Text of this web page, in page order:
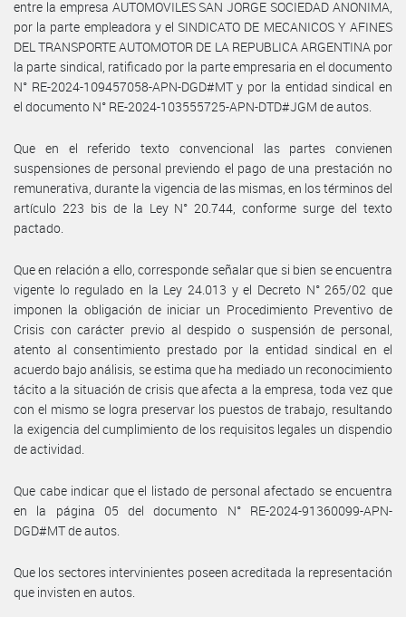
entre la empresa AUTOMOVILES SAN JORGE SOCIEDAD ANONIMA,
por la parte empleadora y el SINDICATO DE MECANICOS Y AFINES
DEL TRANSPORTE AUTOMOTOR DE LA REPUBLICA ARGENTINA por
la parte sindical, ratificado por la parte empresaria en el documento
N° RE-2024-109457058-APN-DGD#MT y por la entidad sindical en
el documento N° RE-2024-103555725-APN-DTD#JGM de autos.
Que en el referido texto convencional las partes convienen
suspensiones de personal previendo el pago de una prestación no
remunerativa, durante la vigencia de las mismas, en los términos del
artículo 223 bis de la Ley N° 20.744, conforme surge del texto
pactado.
Que en relación a ello, corresponde señalar que si bien se encuentra
vigente lo regulado en la Ley 24.013 y el Decreto N° 265/02 que
imponen la obligación de iniciar un Procedimiento Preventivo de
Crisis con carácter previo al despido o suspensión de personal,
atento al consentimiento prestado por la entidad sindical en el
acuerdo bajo análisis, se estima que ha mediado un reconocimiento
tácito a la situación de crisis que afecta a la empresa, toda vez que
con el mismo se logra preservar los puestos de trabajo, resultando
la exigencia del cumplimiento de los requisitos legales un dispendio
de actividad.
Que cabe indicar que el listado de personal afectado se encuentra
en la página 05 del documento N° RE-2024-91360099-APN-
DGD#MT de autos.
Que los sectores intervinientes poseen acreditada la representación
que invisten en autos.